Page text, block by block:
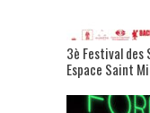
3è Festival
Espace Saint